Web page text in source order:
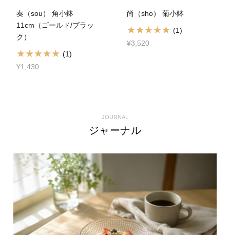
奏（sou） 角小鉢
11cm（ゴールド/ブラッ
ク）
(1)
¥1,430
尚（sho） 菊小鉢
(1)
¥3,520
JOURNAL
ジャーナル